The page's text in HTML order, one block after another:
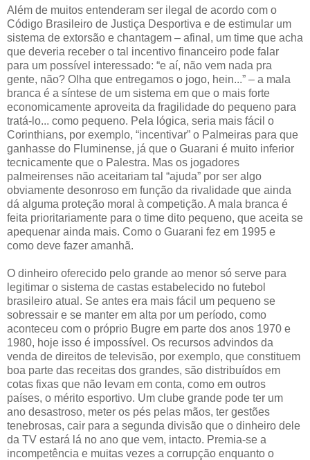
Além de muitos entenderam ser ilegal de acordo com o
Código Brasileiro de Justiça Desportiva e de estimular um
sistema de extorsão e chantagem – afinal, um time que acha
que deveria receber o tal incentivo financeiro pode falar
para um possível interessado: “e aí, não vem nada pra
gente, não? Olha que entregamos o jogo, hein...” – a mala
branca é a síntese de um sistema em que o mais forte
economicamente aproveita da fragilidade do pequeno para
tratá-lo... como pequeno. Pela lógica, seria mais fácil o
Corinthians, por exemplo, “incentivar” o Palmeiras para que
ganhasse do Fluminense, já que o Guarani é muito inferior
tecnicamente que o Palestra. Mas os jogadores
palmeirenses não aceitariam tal “ajuda” por ser algo
obviamente desonroso em função da rivalidade que ainda
dá alguma proteção moral à competição. A mala branca é
feita prioritariamente para o time dito pequeno, que aceita se
apequenar ainda mais. Como o Guarani fez em 1995 e
como deve fazer amanhã.
O dinheiro oferecido pelo grande ao menor só serve para
legitimar o sistema de castas estabelecido no futebol
brasileiro atual. Se antes era mais fácil um pequeno se
sobressair e se manter em alta por um período, como
aconteceu com o próprio Bugre em parte dos anos 1970 e
1980, hoje isso é impossível. Os recursos advindos da
venda de direitos de televisão, por exemplo, que constituem
boa parte das receitas dos grandes, são distribuídos em
cotas fixas que não levam em conta, como em outros
países, o mérito esportivo. Um clube grande pode ter um
ano desastroso, meter os pés pelas mãos, ter gestões
tenebrosas, cair para a segunda divisão que o dinheiro dele
da TV estará lá no ano que vem, intacto. Premia-se a
incompetência e muitas vezes a corrupção enquanto o